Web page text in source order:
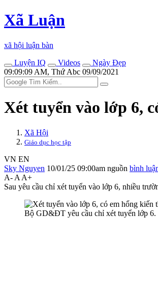
Xã Luận
xã hội luận bàn
Luyện IQ
Videos
Ngày Đẹp
09:09:09 AM, Thứ Abc 09/09/2021
Xét tuyển vào lớp 6,
Xã Hội
Giáo dục học tập
VN EN
Sky Nguyen 10/01/25 09:00am nguồn bình
A- A A+
Sau yêu cầu chỉ xét tuyển vào lớp 6, nhiều
Bộ GD&ĐT yêu cầu chỉ xét tuyển lớp